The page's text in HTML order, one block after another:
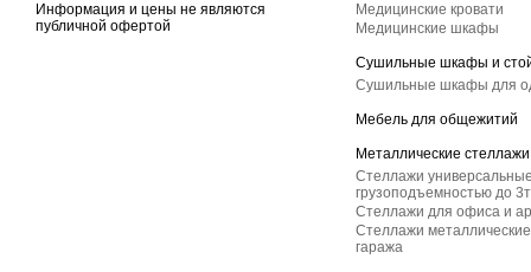
Информация и цены не являются
публичной офертой
Медицинские кровати
Медицинские шкафы
Сушильные шкафы и
Сушильные шкафы для
Мебель для общежитий
Металлические стеллажи
Стеллажи
грузоподъемностью до
Стеллажи для офиса и
Стеллажи
гаража